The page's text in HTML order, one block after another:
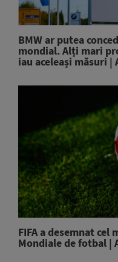
BMW ar putea
mondial. Alți mari
iau aceleași măsuri |
FIFA a desemnat cel
Mondiale de fotbal |